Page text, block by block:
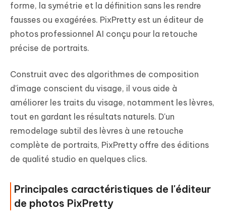
forme, la symétrie et la définition sans les rendre
fausses ou exagérées. PixPretty est un éditeur de
photos professionnel AI conçu pour la retouche
précise de portraits.
Construit avec des algorithmes de composition
d'image conscient du visage, il vous aide à
améliorer les traits du visage, notamment les lèvres,
tout en gardant les résultats naturels. D'un
remodelage subtil des lèvres à une retouche
complète de portraits, PixPretty offre des éditions
de qualité studio en quelques clics.
Principales caractéristiques de l'éditeur
de photos PixPretty